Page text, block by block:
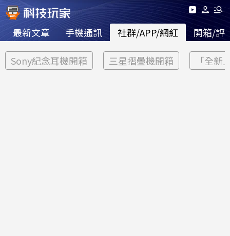
最新文章 手機通訊 社群/APP/網紅 開箱/評
Sony紀念耳機開箱 三星摺疊機開箱 「全新